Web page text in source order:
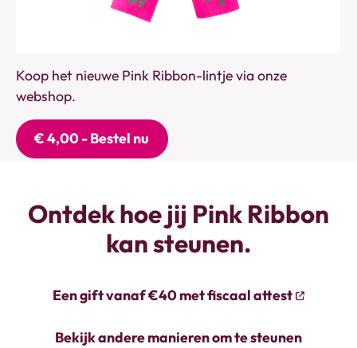
Koop het nieuwe Pink Ribbon-lintje via onze
webshop.
€ 4,00 - Bestel nu
Ontdek hoe jij Pink Ribbon
kan steunen.
Een gift vanaf €40 met fiscaal attest
Bekijk andere manieren om te steunen